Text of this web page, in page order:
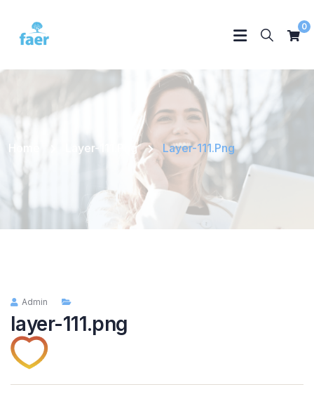
0
Home Layer-111.png Layer-111.png
Admin
layer-111.png